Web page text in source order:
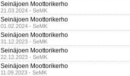
Seinäjoen Moottorikerho
21.03.2024 - SeMK
Seinäjoen Moottorikerho
01.02.2024 - SeMK
Seinäjoen Moottorikerho
31.12.2023 - SeMK
Seinäjoen Moottorikerho
22.12.2023 - SeMK
Seinäjoen Moottorikerho
11.09.2023 - SeMK